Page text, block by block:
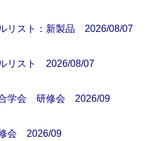
リスト：新製品 2026/08/07
リスト 2026/08/07
合学会 研修会 2026/09
会 2026/09